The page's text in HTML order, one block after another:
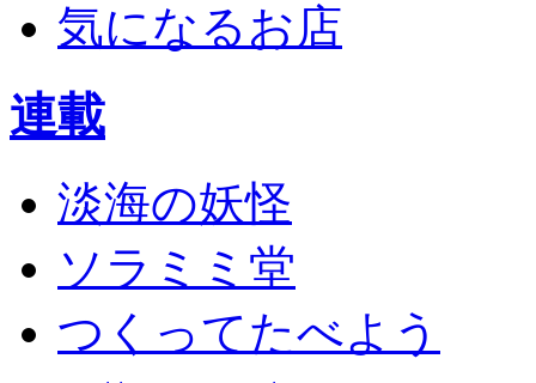
気になるお店
連載
淡海の妖怪
ソラミミ堂
つくってたべよう